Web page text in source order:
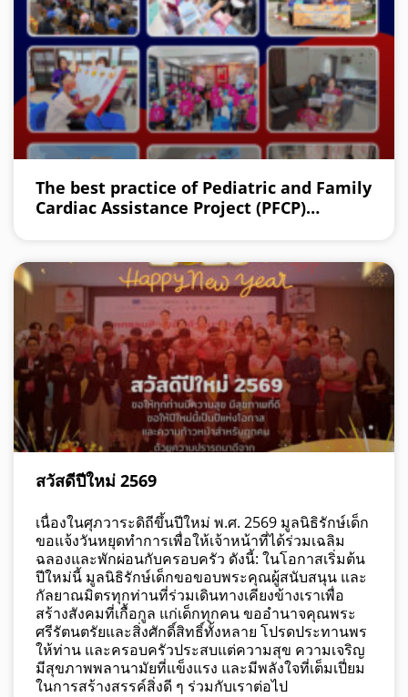
The best practice of Pediatric and Family
Cardiac Assistance Project (PFCP)
in Thailand.
สวัสดีปีใหม่ 2569
เนื่องในศุภวาระดิถีขึ้นปีใหม่ พ.ศ. 2569 มูลนิธิรักษ์เด็ก
ขอแจ้งวันหยุดทำการเพื่อให้เจ้าหน้าที่ได้ร่วมเฉลิม
ฉลองและพักผ่อนกับครอบครัว ดังนี้: ในโอกาสเริ่มต้น
ปีใหม่นี้ มูลนิธิรักษ์เด็กขอขอบพระคุณผู้สนับสนุน และ
กัลยาณมิตรทุกท่านที่ร่วมเดินทางเคียงข้างเราเพื่อ
สร้างสังคมที่เกื้อกูล แก่เด็กทุกคน ขออำนาจคุณพระ
ศรีรัตนตรัยและสิ่งศักดิ์สิทธิ์ทั้งหลาย โปรดประทานพร
ให้ท่าน และครอบครัวประสบแต่ความสุข ความเจริญ
มีสุขภาพพลานามัยที่แข็งแรง และมีพลังใจที่เต็มเปี่ยม
ในการสร้างสรรค์สิ่งดี ๆ ร่วมกับเราต่อไป